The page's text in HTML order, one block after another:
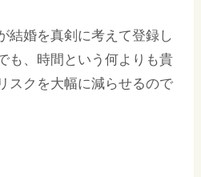
結婚を真剣に考えて登録し
も、時間という何よりも貴
スクを大幅に減らせるので